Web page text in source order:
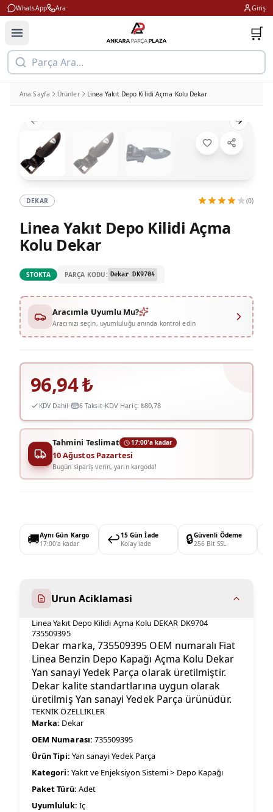
WhatsApp Ara Giriş
🛒
Parça Ara...
Ana Sayfa Ürünler Linea Yakıt Depo Kilidi Açma Kolu Dekar
Previous slide Next
DEKAR (0)
Linea Yakıt Depo Kilidi Açma
Kolu Dekar
STOKTA PARÇA KODU: Dekar DK9704
Aracımla Uyumlu Mu?
Aracınızı seçin, uyumluluğu anında kontrol edin
96,94₺
KDV Dahil 6 Taksit KDV Hariç: ₺80,78
Tahmini Teslimat 17:00'a kadar
10 Ağustos Pazartesi
Bugün sipariş verin, yarın kargoda!
🚚Aynı Gün Kargo
17:00'a kadar
↩️15 Gün İade
Kolay iade
🔒Güvenli Ödeme
256 Bit SSL
Urun Aciklamasi
Linea Yakıt Depo Kilidi Açma Kolu DEKAR DK9704
735509395
Dekar marka, 735509395 OEM numaralı Fiat
Linea Benzin Depo Kapağı Açma Kolu Dekar
Yan sanayi Yedek Parça olarak üretilmiştir.
Dekar kalite standartlarına uygun olarak
üretilmiş Yan sanayi Yedek Parça ürünüdür.
TEKNİK ÖZELLİKLER
Marka: Dekar
OEM Numarası: 735509395
Ürün Tipi: Yan sanayi Yedek Parça
Kategori: Yakıt ve Enjeksiyon Sistemi > Depo Kapağı
Paket Türü: Adet
Uyumluluk: İç